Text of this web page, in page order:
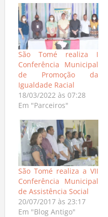
São Tomé realiza I
Conferência Municipal
de Promoção da
Igualdade Racial
18/03/2022 às 07:28
Em "Parceiros"
São Tomé realiza a VII
Conferência Municipal
de Assistência Social
20/07/2017 às 23:17
Em "Blog Antigo"